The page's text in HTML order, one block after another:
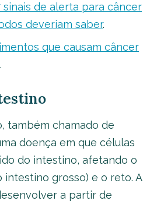
sinais de alerta para câncer
deveriam saber.
que causam câncer
.
também chamado de
doença em que células
do intestino, afetando o
grosso) e o reto. A
a partir de